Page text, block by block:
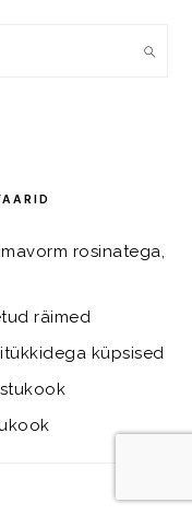
rosinatega,
räimed
küpsised